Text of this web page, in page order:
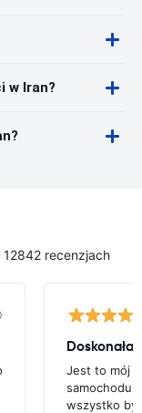
w Iran?
12842 recenzjach
Doskonała
Jest to mój
samochodu
wszystko